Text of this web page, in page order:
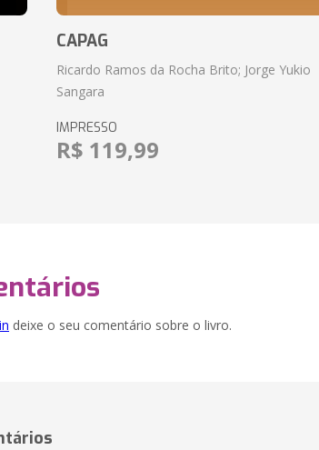
CAPAG
Ricardo Ramos da Rocha Brito; Jorge Yukio
Sangara
IMPRESSO
R$ 119,99
deixe o seu comentário sobre o livro.